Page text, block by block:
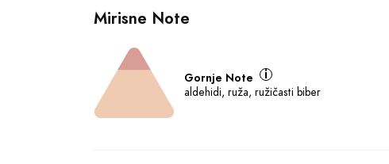
Mirisne Note
Gornje Note
aldehidi, ruža, ružičasti biber